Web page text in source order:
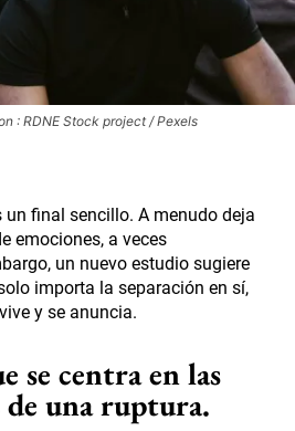
: RDNE Stock project / Pexels
un final sencillo. A menudo deja
emociones, a veces
un nuevo estudio sugiere
importa la separación en sí,
y se anuncia.
se centra en las
de una ruptura.